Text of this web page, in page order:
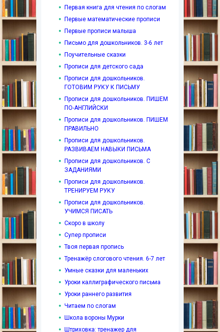
Первая книга для чтения по слогам
Первые математические прописи
Первые прописи малыша
Письмо для дошкольников. 3-6 лет
Поучительные сказки
Прописи для детского сада
Прописи для дошкольников.
ГОТОВИМ РУКУ К ПИСЬМУ
Прописи для дошкольников. ПИШЕМ
ПО-АНГЛИЙСКИ
Прописи для дошкольников. ПИШЕМ
ПРАВИЛЬНО
Прописи для дошкольников.
РАЗВИВАЕМ НАВЫКИ ПИСЬМА
Прописи для дошкольников. С
ЗАДАНИЯМИ
Прописи для дошкольников.
ТРЕНИРУЕМ РУКУ
Прописи для дошкольников.
УЧИМСЯ ПИСАТЬ
Скоро в школу
Супер прописи
Твоя первая пропись
Тренажёр слогового чтения. 6-7 лет
Умные сказки для маленьких
Уроки каллиграфического письма
Уроки раннего развития
Читаем по слогам
Школа вороны Мурки
Штриховка: тренажер для